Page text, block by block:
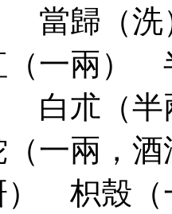
當歸（
一兩）
白朮（
一兩，
） 枳殼